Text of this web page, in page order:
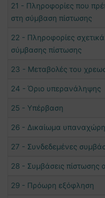
21 - Πληροφορίες που
στη σύμβαση πίστωσης
22 - Πληροφορίες
σύμβασης πίστωσης
23 - Μεταβολές του
24 - Όριο υπερανάληψης
25 - Υπέρβαση
26 - Δικαίωμα
27 - Συνδεδεμένες
28 - Συμβάσεις πίστωσης
29 - Πρόωρη εξόφληση